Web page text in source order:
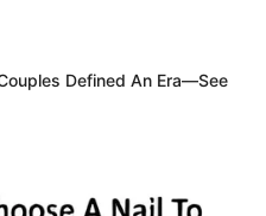
'90s Couples?
A Generation